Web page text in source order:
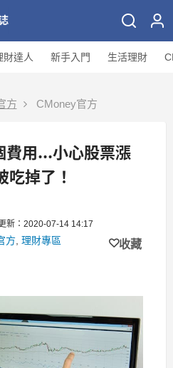
財達人 新手入門 生活理財
方 CMoney官方
費用...小心股票漲
吃掉了！
新：2020-07-14 14:17
方 理財專區 收藏